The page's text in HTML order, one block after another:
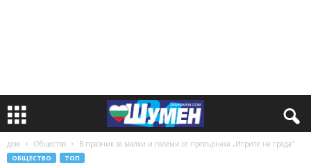
дом Общество В празник за малки и големи се превърнаха „Игрите на града“
ОБЩЕСТВО ТОП